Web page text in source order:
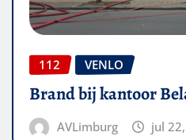
112 VENLO
Brand bij kantoor
AVLimburg jul